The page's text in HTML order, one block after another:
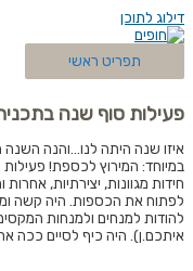
דילוג לתוכן
תפריט ראשי
פעילות סוף שנה
איזו שנה היתה לנו…והנה השנה
במיוחד: המירוץ לכספת!
חידות מגוונות, יצירתיות,
לפתוח את הכספות. היה קשה
להודות למנחים ולמנחות
איתכם.ן). היה כיף לסיים